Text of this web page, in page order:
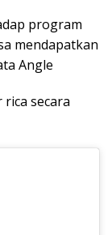
program
mendapatkan
Angle
secara